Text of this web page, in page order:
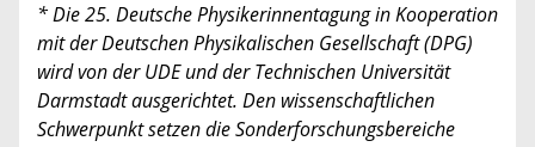
* Die 25. Deutsche Physikerinnentagung in Kooperation
mit der Deutschen Physikalischen Gesellschaft (DPG)
wird von der UDE und der Technischen Universität
Darmstadt ausgerichtet. Den wissenschaftlichen
Schwerpunkt setzen die Sonderforschungsbereiche